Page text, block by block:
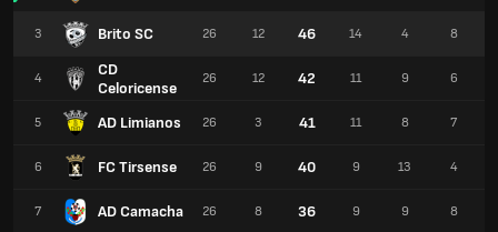
3 Brito SC
4
CD
Celoricense
5 AD Limianos
6 FC Tirsense
7 AD Camacha
26 12 46 14 4 8
26 12 42 11 9 6
26 3 41 11 8 7
26 9 40 9 13 4
26 8 36 9 9 8